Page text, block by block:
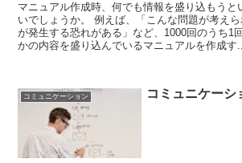
マニュアル作成時、何でも情報を盛り込もうと
いでしょうか。 例えば、「こんな問題が考え
が発生する恐れがある」など、1000回のうち1
かの内容を盛り込んでいるマニュアルを作成す
コミュニケーション コミュニケーシ